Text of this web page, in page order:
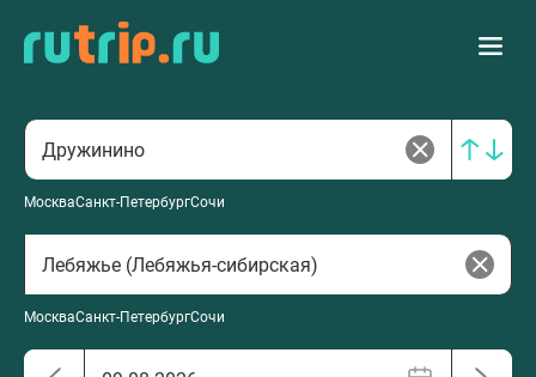
МоскваСанкт-ПетербургСочи
МоскваСанкт-ПетербургСочи